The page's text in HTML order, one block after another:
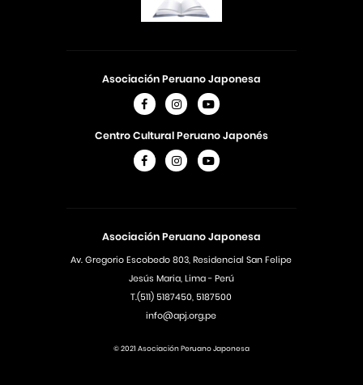
Asociación Peruano Japonesa
Av. Gregorio Escobedo 803, Residencial San Felipe
Jesús Maria, Lima - Perú
T.(511) 5187450, 5187500
info@apj.org.pe
Asociación Peruano Japonesa
Centro Cultural Peruano Japonés
© 2021 Asociación Peruano Japonesa